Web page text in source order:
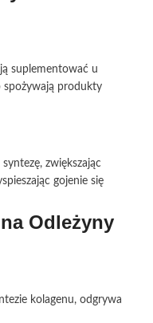
suplementować u
spożywają produkty
zwiększając
gojenie się
Odleżyny
kolagenu, odgrywa